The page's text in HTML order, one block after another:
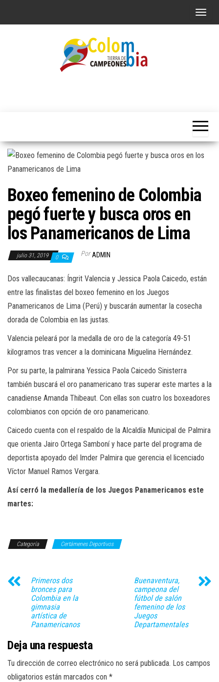
A
l
a
n
e
n
Boxeo femenino de Colombia
pegó fuerte y busca oros en
los Panamericanos de Lima
julio 31, 2019 0 Por ADMIN
Dos vallecaucanas: Íngrit Valencia y Jessica Paola Caicedo, están
entre las finalistas del boxeo femenino en los Juegos
Panamericanos de Lima (Perú) y buscarán aumentar la cosecha
dorada de Colombia en las justas.
Valencia peleará por la medalla de oro de la categoría 49-51
kilogramos tras vencer a la dominicana Miguelina Hernández.
Por su parte, la palmirana Yessica Paola Caicedo Sinisterra
también buscará el oro panamericano tras superar este martes a la
canadiense Amanda Thibeaut. Con ellas son cuatro los boxeadores
colombianos con opción de oro panamericano.
Caicedo cuenta con el respaldo de la Alcaldía Municipal de Palmira
que orienta Jairo Ortega Samboní y hace parte del programa de
deportista apoyado del Imder Palmira que gerencia el licenciado
Víctor Manuel Ramos Vergara.
Así cerró la medallería de los Juegos Panamericanos este
martes:
Categoría Certámenes Deportivos
Primeros dos
bronces para
Colombia en la
gimnasia
artística de
Panamericanos
Buenaventura,
campeona del
fútbol de salón
femenino de los
Juegos
Departamentales
Deja una respuesta
Tu dirección de correo electrónico no será publicada. Los campos
obligatorios están marcados con *